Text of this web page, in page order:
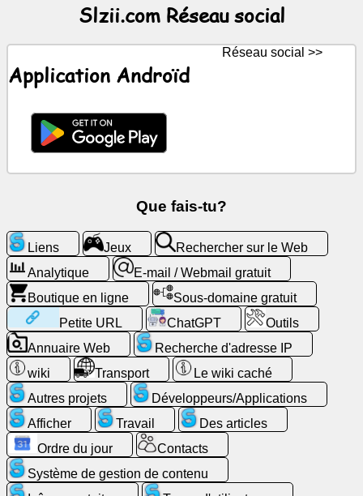
Rechercher
le
E-
mail
/
Webmail
gratuit
Analytique
Boutique
en
ligne
Développeurs/Applications
Slzii.com Réseau social
Application Androïd
Réseau social >>
Que fais-tu?
Liens Jeux
Rechercher sur le Web
Analytique
E-mail / Webmail gratuit
Boutique en ligne
Sous-domaine gratuit
Petite URL
ChatGPT
Outils
Annuaire Web
Recherche d'adresse IP
wiki
Transport
Le wiki caché
Autres projets
Développeurs/Applications
Afficher
Travail
Des articles
Ordre du jour
Contacts
Système de gestion de contenu